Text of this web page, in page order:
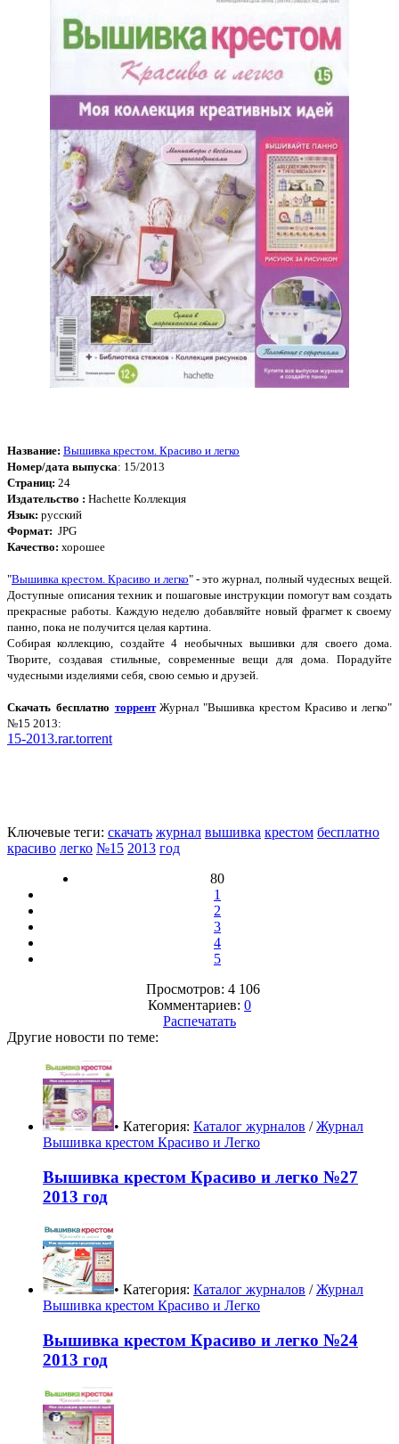
Название: Вышивка крестом. Красиво и легко
Номер/дата выпуска: 15/2013
Страниц: 24
Издательство : Hachette Коллекция
Язык: русский
Формат: JPG
Качество: хорошее
"Вышивка крестом. Красиво и легко" - это журнал, полный чудесных вещей.
Доступные описания техник и пошаговые инструкции помогут вам создать
прекрасные работы. Каждую неделю добавляйте новый фрагмет к своему
панно, пока не получится целая картина.
Собирая коллекцию, создайте 4 необычных вышивки для своего дома.
Творите, создавая стильные, современные вещи для дома. Порадуйте
чудесными изделиями себя, свою семью и друзей.
Скачать бесплатно торрентЖурнал "Вышивка крестом Красиво и легко"
№15 2013:
15-2013.rar.torrent
Ключевые теги: скачать журнал вышивка крестом бесплатно
красиво легко №15 2013 год
80
1
2
3
4
5
Просмотров: 4 106
Комментариев: 0
Распечатать
Другие новости по теме:
• Категория: Каталог журналов /Журнал
Вышивка крестом Красиво и Легко
Вышивка крестом Красиво и легко №27
2013 год
• Категория: Каталог журналов /Журнал
Вышивка крестом Красиво и Легко
Вышивка крестом Красиво и легко №24
2013 год